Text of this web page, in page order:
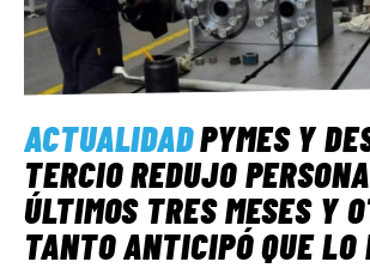
ACTUALIDADPYMES Y
TERCIO REDUJO
ÚLTIMOS TRES MESES Y
TANTO ANTICIPÓ QUE LO